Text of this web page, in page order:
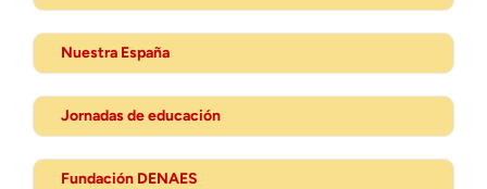
Nuestra España
Jornadas de educación
Fundación DENAES